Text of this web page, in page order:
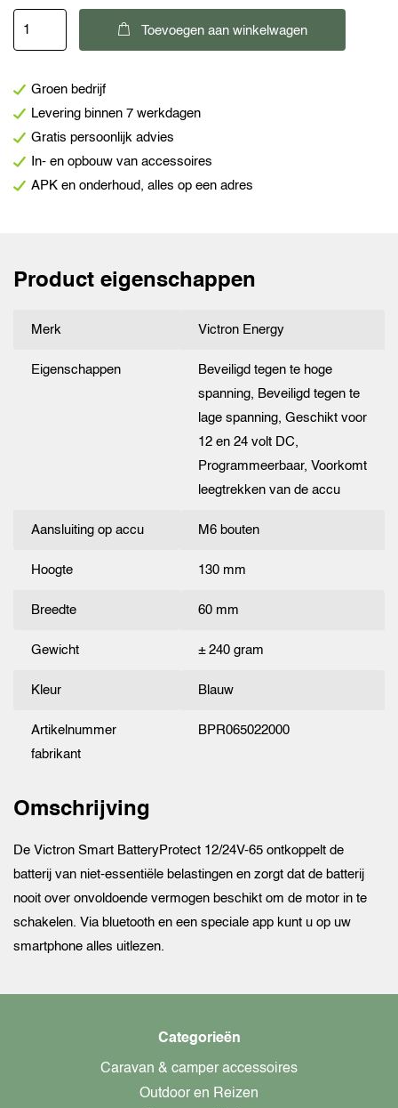
Smart
12/24V-
65A
aantal
Toevoegen aan winkelwagen
Groen bedrijf
Levering binnen 7 werkdagen
Gratis persoonlijk advies
In- en opbouw van accessoires
APK en onderhoud, alles op een adres
Product eigenschappen
Merk Victron Energy
Eigenschappen
Beveiligd tegen te hoge
spanning, Beveiligd tegen te
lage spanning, Geschikt voor
12 en 24 volt DC,
Programmeerbaar, Voorkomt
leegtrekken van de accu
Aansluiting op accu M6 bouten
Hoogte 130 mm
Breedte 60 mm
Gewicht ± 240 gram
Kleur Blauw
Artikelnummer
fabrikant
BPR065022000
Omschrijving
De Victron Smart BatteryProtect 12/24V-65 ontkoppelt de
batterij van niet-essentiële belastingen en zorgt dat de batterij
nooit over onvoldoende vermogen beschikt om de motor in te
schakelen. Via bluetooth en een speciale app kunt u op uw
smartphone alles uitlezen.
Categorieën
Caravan & camper accessoires
Outdoor en Reizen